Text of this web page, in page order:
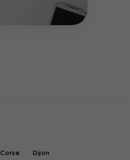
Corse Dijon